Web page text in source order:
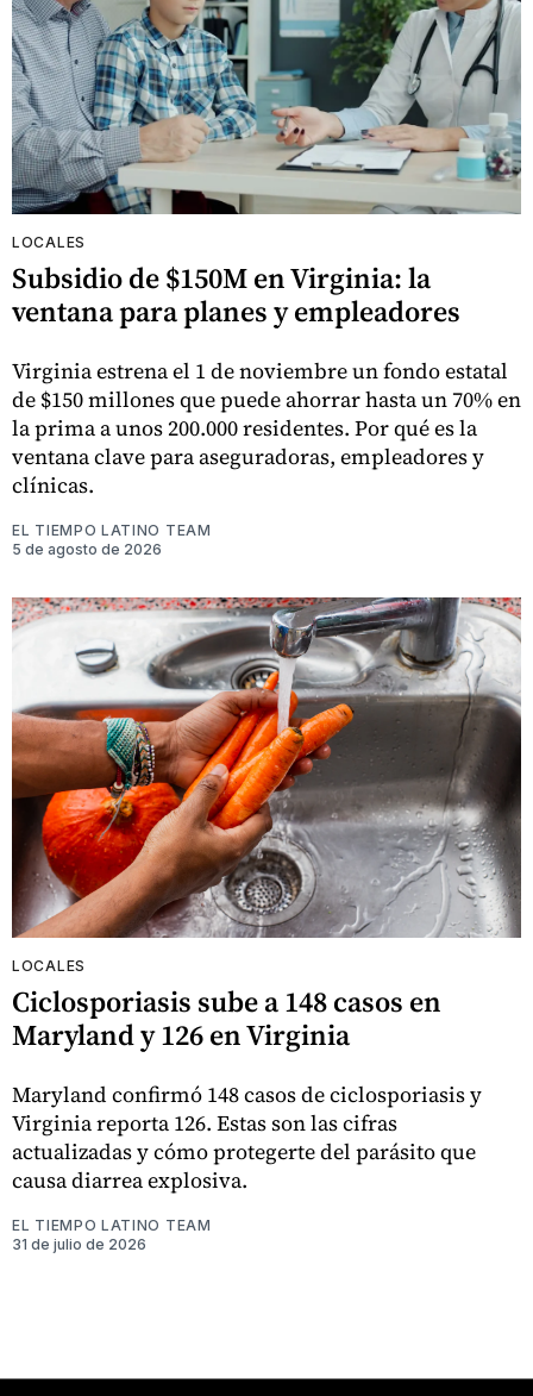
LOCALES
Subsidio de $150M en Virginia: la
ventana para planes y empleadores
Virginia estrena el 1 de noviembre un fondo estatal
de $150 millones que puede ahorrar hasta un 70% en
la prima a unos 200.000 residentes. Por qué es la
ventana clave para aseguradoras, empleadores y
clínicas.
EL TIEMPO LATINO TEAM
5 de agosto de 2026
LOCALES
Ciclosporiasis sube a 148 casos en
Maryland y 126 en Virginia
Maryland confirmó 148 casos de ciclosporiasis y
Virginia reporta 126. Estas son las cifras
actualizadas y cómo protegerte del parásito que
causa diarrea explosiva.
EL TIEMPO LATINO TEAM
31 de julio de 2026